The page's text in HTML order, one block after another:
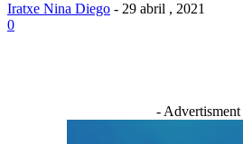
Iratxe Nina Diego - 29 abril , 2021
0
- Advertisment